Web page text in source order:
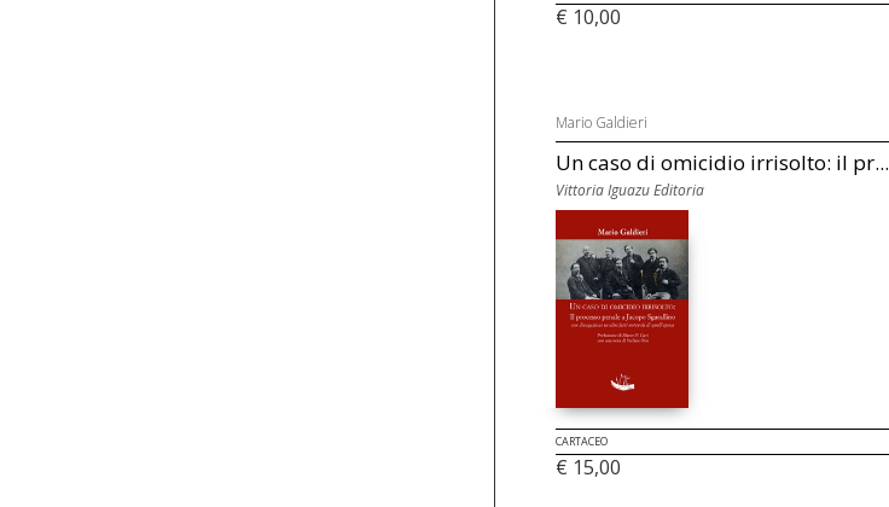
€ 10,00
Mario Galdieri
Un caso di omicidio irrisolto: il pr...
Vittoria Iguazu Editoria
CARTACEO
€ 15,00